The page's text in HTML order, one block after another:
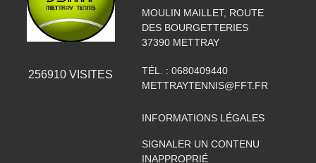
256910 VISITES
MOULIN MAILLET, ROUTE
DES BOURGETTERIES
37390 METTRAY
TÉL. : 0680409440
METTRAYTENNIS@FFT.FR
INFORMATIONS LÉGALES
SIGNALER UN CONTENU
INAPPROPRIÉ